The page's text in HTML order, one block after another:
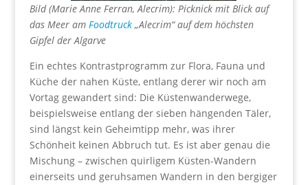
Bild (Marie Anne Ferran, Alecrim): Picknick mit Blick auf
das Meer am Foodtruck„Alecrim“ auf dem höchsten
Gipfel der Algarve
Ein echtes Kontrastprogramm zur Flora, Fauna und
Küche der nahen Küste, entlang derer wir noch am
Vortag gewandert sind: Die Küstenwanderwege,
beispielsweise entlang der sieben hängenden Täler,
sind längst kein Geheimtipp mehr, was ihrer
Schönheit keinen Abbruch tut. Es ist aber genau die
Mischung – zwischen quirligem Küsten-Wandern
einerseits und geruhsamen Wandern in den bergiger